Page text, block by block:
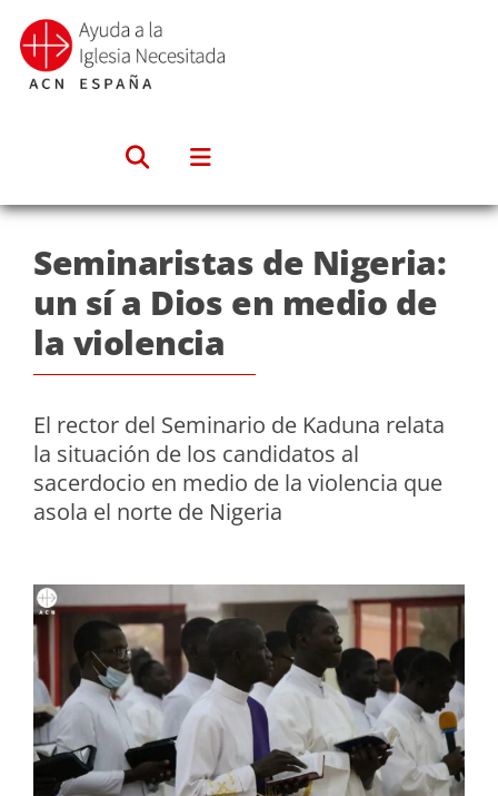
Saltar
contenido
Seminaristas de Nigeria:
un sí a Dios en medio de
la violencia
El rector del Seminario de Kaduna relata
la situación de los candidatos al
sacerdocio en medio de la violencia que
asola el norte de Nigeria